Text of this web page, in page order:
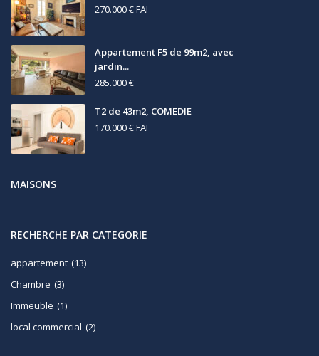
270.000 €FAI
Appartement F5 de 99m2, avec
jardin...
285.000 €
T2 de 43m2, COMEDIE
170.000 €FAI
MAISONS
RECHERCHE PAR CATEGORIE
appartement (13)
Chambre (3)
Immeuble (1)
local commercial (2)